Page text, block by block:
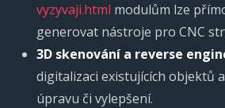
vyzyvaji.html modulům lze
generovat nástroje pro CNC
3D skenování a reverse
digitalizaci existujících objektů
úpravu či vylepšení.